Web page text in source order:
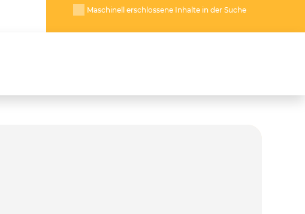
Maschinell erschlossene Inhalte in der Suche